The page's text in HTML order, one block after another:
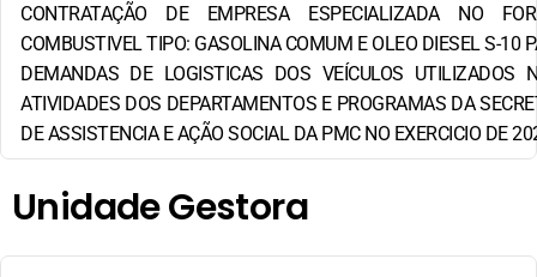
CONTRATAÇÃO DE EMPRESA ESPECIALIZADA NO
COMBUSTIVEL TIPO: GASOLINA COMUM E OLEO DIESEL S-10
DEMANDAS DE LOGISTICAS DOS VEÍCULOS UTILIZADOS
ATIVIDADES DOS DEPARTAMENTOS E PROGRAMAS DA
DE ASSISTENCIA E AÇÃO SOCIAL DA PMC NO EXERCICIO DE
Unidade Gestora